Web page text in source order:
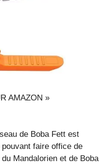
AMAZON »
de Boba Fett est
faire office de
Mandalorien et de Boba